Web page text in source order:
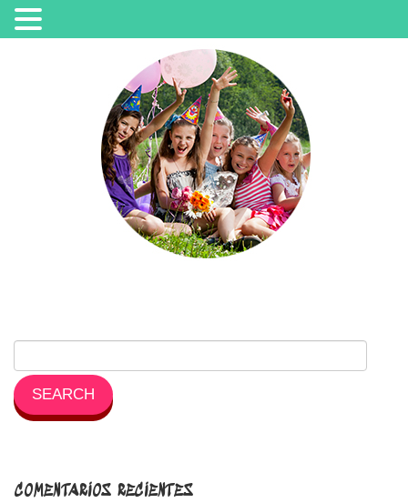
COMENTARIOS RECIENTES